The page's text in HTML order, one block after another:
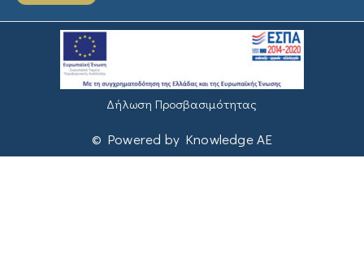
Δήλωση Προσβασιμότητας
© Powered by Knowledge AE